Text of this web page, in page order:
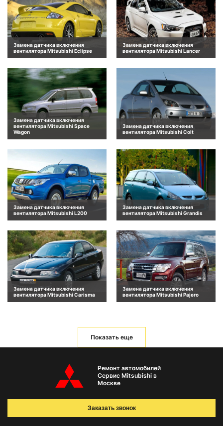
Замена датчика включения
вентилятора Mitsubishi Eclipse
Замена датчика включения
вентилятора Mitsubishi Lancer
Замена датчика включения
вентилятора Mitsubishi Space
Wagon
Замена датчика включения
вентилятора Mitsubishi Colt
Замена датчика включения
вентилятора Mitsubishi L200
Замена датчика включения
вентилятора Mitsubishi Grandis
Замена датчика включения
вентилятора Mitsubishi Carisma
Замена датчика включения
вентилятора Mitsubishi Pajero
Показать еще
Ремонт автомобилей
Сервис Mitsubishi в
Москве
Заказать звонок